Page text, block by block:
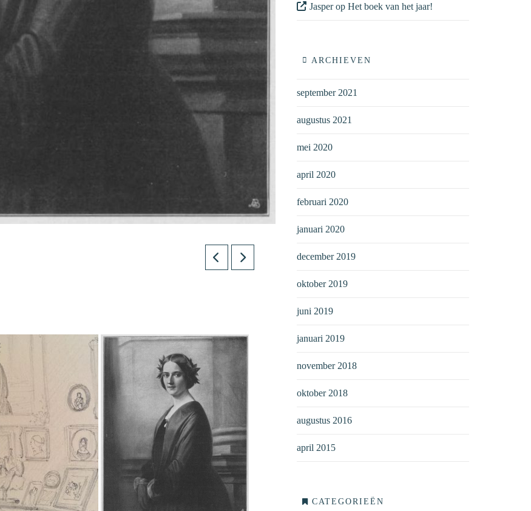
Jasperop Het boek van het jaar!
ARCHIEVEN
september 2021
augustus 2021
mei 2020
april 2020
februari 2020
januari 2020
december 2019
oktober 2019
juni 2019
januari 2019
november 2018
oktober 2018
augustus 2016
april 2015
CATEGORIEËN